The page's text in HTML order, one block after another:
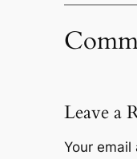
Leave a
Your